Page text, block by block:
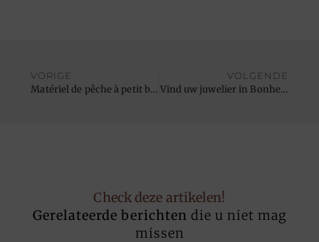
VORIGE
Matériel de pêche à petit budget dans un magasin de pêche
VOLGENDE
Vind uw juwelier in Bonheiden
Check deze artikelen!
Gerelateerde berichten die u niet mag
missen